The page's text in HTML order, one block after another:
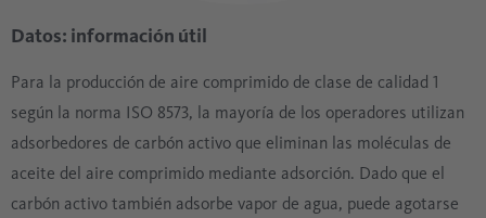
Datos: información útil
Para la producción de aire comprimido de clase de calidad 1
según la norma ISO 8573, la mayoría de los operadores utilizan
adsorbedores de carbón activo que eliminan las moléculas de
aceite del aire comprimido mediante adsorción. Dado que el
carbón activo también adsorbe vapor de agua, puede agotarse